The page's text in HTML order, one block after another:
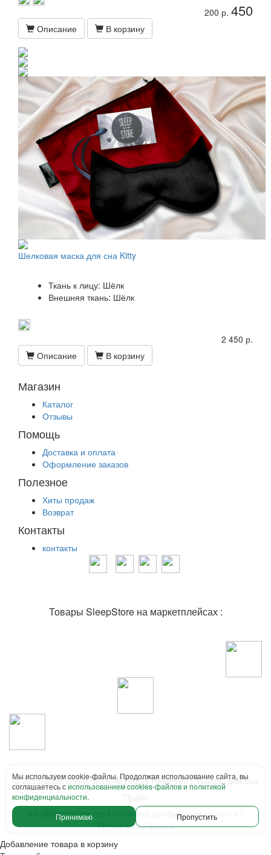
200 р. 450
Описание В корзину
Шелковая маска для сна Kitty
Ткань к лицу: Шёлк
Внешняя ткань: Шёлк
2 450 р.
Описание
В корзину
Магазин
Каталог
Отзывы
Помощь
Доставка и оплата
Оформление заказов
Полезное
Хиты продаж
Возврат
Контакты
контакты
Товары SleepStore на маркетплейсах :
© 2015-2026 Sleep Store All Rights Reserved | Товары для сна
info@sleepstore.me
Политика конфиденциальности
Публичная оферта
Добавление товара в корзину
Мы используем cookie-файлы. Продолжая использование сайта, вы
соглашаетесь сиспользованием cookies-файлов и политикой
конфиденциальности.
Принимаю
Пропустить